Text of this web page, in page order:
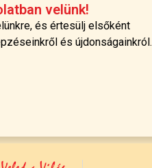
velünk!
és értesülj elsőként
és újdonságainkról.